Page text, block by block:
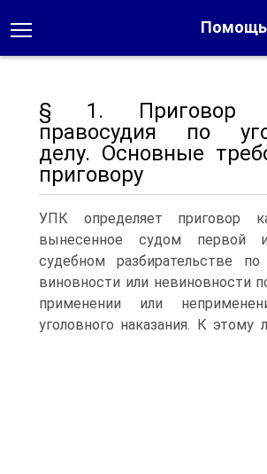
Помощь
§ 1. Приговор
правосудия по
делу. Основные
приговору
УПК определяет приговор
вынесенное судом первой
судебном разбирательстве
виновности или невиновности
применении или
уголовного наказания. К этому